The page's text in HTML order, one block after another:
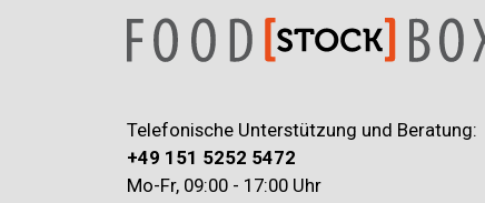
Telefonische Unterstützung und Beratung:
+49 151 5252 5472
Mo-Fr, 09:00 - 17:00 Uhr